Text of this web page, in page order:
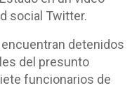
social Twitter.
detenidos
del presunto
funcionarios de